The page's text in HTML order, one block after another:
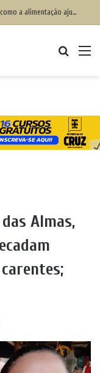
Pequenas mudanças hoje, mais saúde amanhã: como a alimentação ajuda a prevenir o colesterol alto e proteger o coração
Almas,